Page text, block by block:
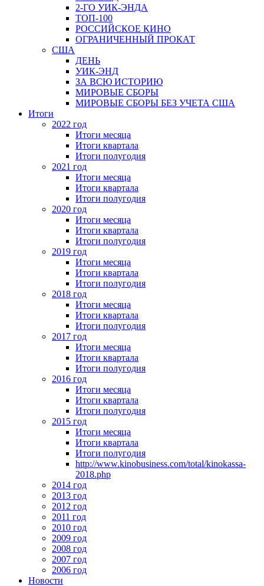
2-ГО УИК-ЭНДА
ТОП-100
РОССИЙСКОЕ КИНО
ОГРАНИЧЕННЫЙ ПРОКАТ
США
ДЕНЬ
УИК-ЭНД
ЗА ВСЮ ИСТОРИЮ
МИРОВЫЕ СБОРЫ
МИРОВЫЕ СБОРЫ БЕЗ УЧЕТА США
Итоги
2022 год
Итоги месяца
Итоги квартала
Итоги полугодия
2021 год
Итоги месяца
Итоги квартала
Итоги полугодия
2020 год
Итоги месяца
Итоги квартала
Итоги полугодия
2019 год
Итоги месяца
Итоги квартала
Итоги полугодия
2018 год
Итоги месяца
Итоги квартала
Итоги полугодия
2017 год
Итоги месяца
Итоги квартала
Итоги полугодия
2016 год
Итоги месяца
Итоги квартала
Итоги полугодия
2015 год
Итоги месяца
Итоги квартала
Итоги полугодия
http://www.kinobusiness.com/total/kinokassa-
2018.php
2014 год
2013 год
2012 год
2011 год
2010 год
2009 год
2008 год
2007 год
2006 год
Новости